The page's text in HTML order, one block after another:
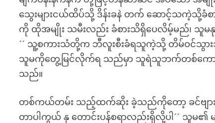
သွေးများငယ်ထိပ်သို့ ဒိန်းခနဲ တက် ဆောင့်သကဲ့သို့ခံ
ကို ထိုအမျိုး သမီးလည်း ခံစားသိရှိပေလိမ့်မည်၊ သူမ
´´ သူ့စကားသံတို့က ဘီလူးစီးခံရသူကဲ့သို့ တိမ်ဝင်သွာ
သူမကိုတွေ့မြင်လိုက်ရ သည်မှာ သူရဲသူဘက်တစ်ကော
သည်။
တစ်ကယ်တမ်း သည့်ထက်ဆိုး ခဲ့သည်ကိုတော့ ခင်ဗျာ
တာပါကွယ် နု တောင်းပန်စရာလည်းရှိလို့ပါ´´ သူ